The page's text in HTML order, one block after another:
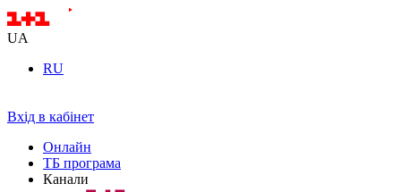
UA
RU
Вхід в кабінет
Онлайн
ТБ програма
Канали